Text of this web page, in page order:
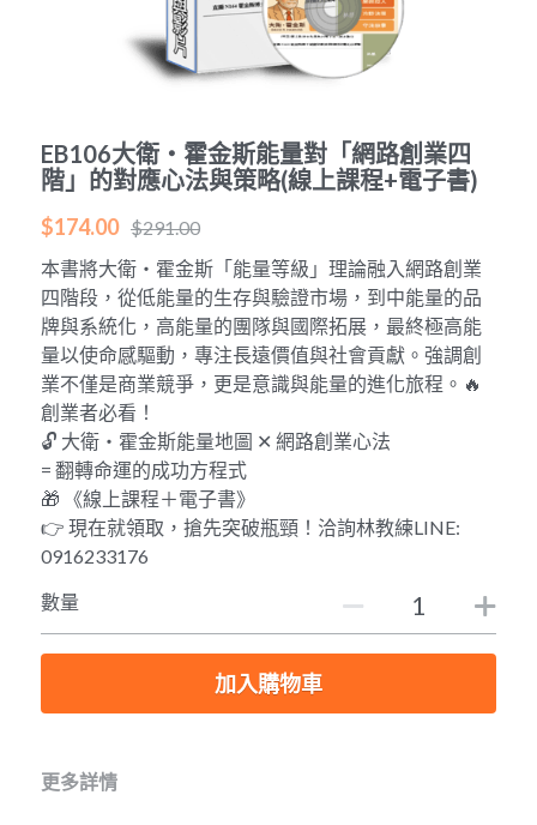
POWERED BY
EB106大衛・霍金斯能量對「網路創業四
階」的對應心法與策略(線上課程+電子書)
$174.00 $291.00
本書將大衛・霍金斯「能量等級」理論融入網路創業
四階段，從低能量的生存與驗證市場，到中能量的品
牌與系統化，高能量的團隊與國際拓展，最終極高能
量以使命感驅動，專注長遠價值與社會貢獻。強調創
業不僅是商業競爭，更是意識與能量的進化旅程。🔥
創業者必看！
🔓 大衛・霍金斯能量地圖 ✕ 網路創業心法
= 翻轉命運的成功方程式
🎁 《線上課程＋電子書》
👉 現在就領取，搶先突破瓶頸！洽詢林教練LINE:
0916233176
數量
加入購物車
更多詳情